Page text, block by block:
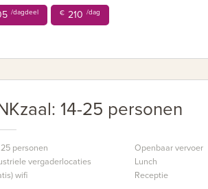
/dagdeel € 210 /dag
14-25 personen
25 personen
vergaderlocaties
wifi
Openbaar vervoer
Lunch
Receptie